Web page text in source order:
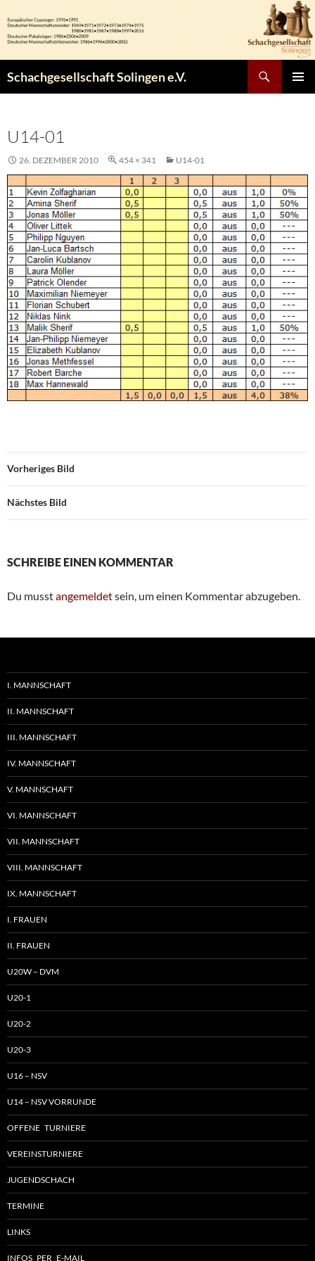
Inhalt
springen
Schachgesellschaft Solingen e.V.
U14-01
26. DEZEMBER 2010 454 × 341 U14-01
Vorheriges Bild
Nächstes Bild
SCHREIBE EINEN KOMMENTAR
Du musstangemeldetsein, um einen Kommentar abzugeben.
I. MANNSCHAFT
II. MANNSCHAFT
III. MANNSCHAFT
IV. MANNSCHAFT
V. MANNSCHAFT
VI. MANNSCHAFT
VII. MANNSCHAFT
VIII. MANNSCHAFT
IX. MANNSCHAFT
I. FRAUEN
II. FRAUEN
U20W – DVM
U20-1
U20-2
U20-3
U16 – NSV
U14 – NSV VORRUNDE
OFFENE TURNIERE
VEREINSTURNIERE
JUGENDSCHACH
TERMINE
LINKS
INFOS PER E-MAIL